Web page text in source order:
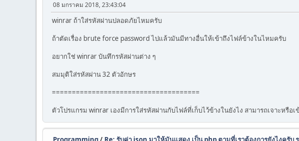
08 มกราคม 2018, 23:43:04
winrar ถ้าใส่รหัสผ่านปลอดภัยไหมครับ
ถ้าตัดเรื่อง brute force password ไปแล้วมันมีทางอื่นให้เข้าถึงไฟล์ข้างในไหมครับ
อยากใช่ winrar บันทึกรหัสผ่านต่าง ๆ
สมมุติใส่รหัสผ่าน 32 ตัวอักษร
=====================================
ตัวโปรแกรม winrar เองมีการใส่รหัสผ่านกับไฟล์ที่เก็บไว้ข้างในยังไง สามารถเจาะหรื